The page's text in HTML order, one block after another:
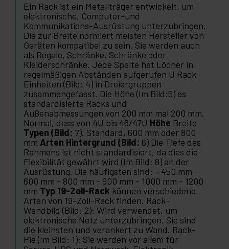
Ein Rack ist ein Metallträger entwickelt, um
elektronische, Computer-und
Kommunikations-Ausrüstung unterzubringen.
Die zur Breite normiert meisten Hersteller von
Geräten kompatibel zu sein. Sie werden auch
als Regale, Schränke, Schränke oder
Kleiderschränke. Jede Spalte hat Löcher in
regelmäßigen Abständen aufgerufen U Rack-
Einheiten (Bild: 4) in Dreiergruppen
zusammengefasst. Die Höhe (Im Bild:5) es
standardisierte Racks und
Außenabmessungen von 200 mm mal 200 mm.
Normal, dass von 4U bis 46/47U Höhe Breite
Typen (Bild: 7). Standard, 600 mm oder 800
mm Arten Hintergrund (Bild: 6) Die Tiefe des
Rahmens ist nicht standardisiert, da dies die
Flexibilität gewährt wird (Im Bild: 8) an der
Ausrüstung. Die häufigsten sind: - 450 mm -
600 mm - 800 mm - 900 mm - 1000 mm - 1200
mm Typ 19-Zoll-Rack können verschiedene
Arten von 19-Zoll-Rack finden. Rack-
Wandbild (Bild: 2): Wird verwendet, um
elektronische Netz unterzubringen. Sie sind
die kleinsten und verankert zu Wand. Rack-
Pie (Im Bild: 1): Sie werden vor allem für